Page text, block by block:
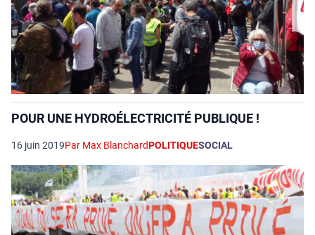
POUR UNE HYDROÉLECTRICITÉ PUBLIQUE !
16 juin 2019Par Max BlanchardPOLITIQUESOCIAL